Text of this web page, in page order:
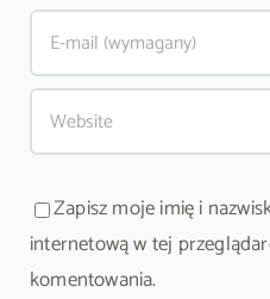
Zapisz moje imię i
internetową w tej
komentowania.